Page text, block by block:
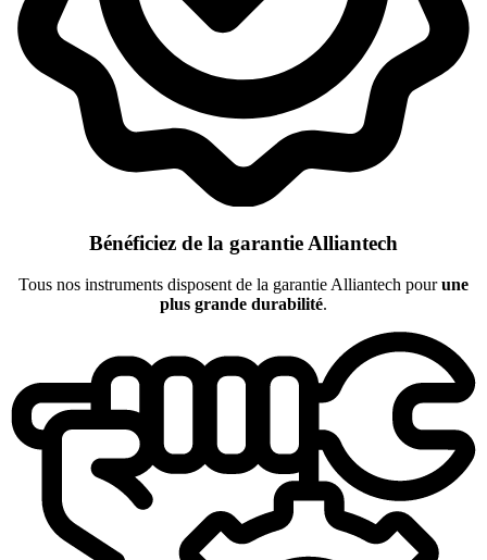
Bénéficiez de la garantie Alliantech
Tous nos instruments disposent de la garantie Alliantech pourune
plus grande durabilité.